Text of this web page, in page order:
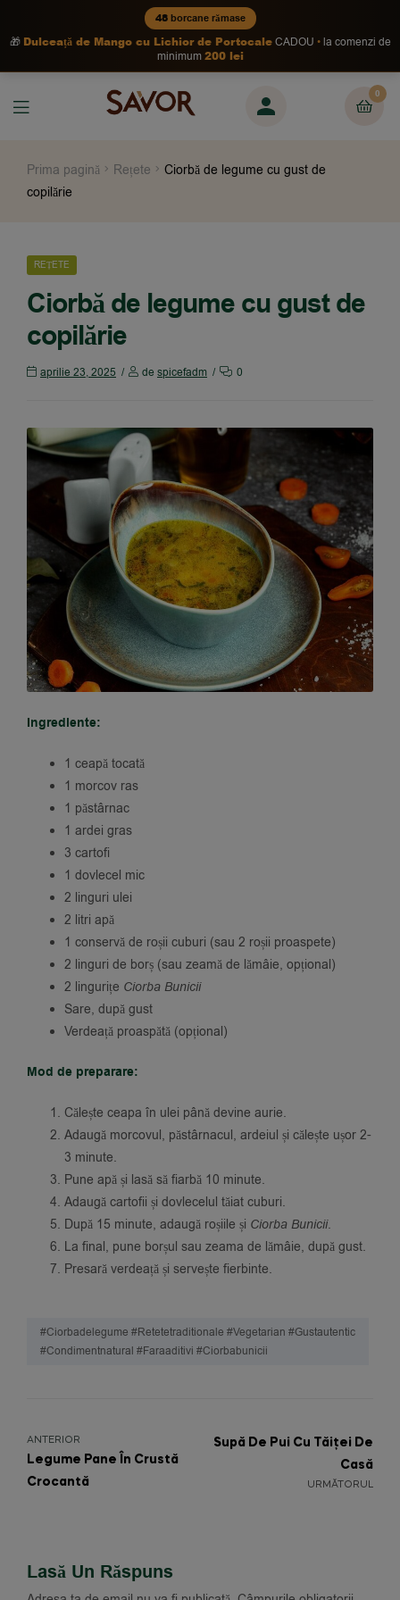
48borcane rămase
🎁 Dulceață de Mango cu Lichior de PortocaleCADOU
la comenzi de
minimum200 lei
0
Prima pagină Rețete
Ciorbă de legume cu gust de
copilărie
REȚETE
Ciorbă de legume cu gust de
copilărie
aprilie 23, 2025 de spicefadm 0
Ingrediente:
1 ceapă tocată
1 morcov ras
1 păstârnac
1 ardei gras
3 cartofi
1 dovlecel mic
2 linguri ulei
2 litri apă
1 conservă de roșii cuburi (sau 2 roșii proaspete)
2 linguri de borș (sau zeamă de lămâie, opțional)
2 lingurițe Ciorba Bunicii
Sare, după gust
Verdeață proaspătă (opțional)
Mod de preparare:
Călește ceapa în ulei până devine aurie.
Adaugă morcovul, păstârnacul, ardeiul și călește ușor 2-
3 minute.
Pune apă și lasă să fiarbă 10 minute.
Adaugă cartofii și dovlecelul tăiat cuburi.
După 15 minute, adaugă roșiile și Ciorba Bunicii.
La final, pune borșul sau zeama de lămâie, după gust.
Presară verdeață și servește fierbinte.
#ciorbadelegume #retetetraditionale #vegetarian #gustautentic
#condimentnatural #faraaditivi #ciorbabunicii
ANTERIOR
Legume Pane În Crustă
Crocantă
URMĂTORUL
Supă De Pui Cu Tăiței De
Casă
Lasă Un Răspuns